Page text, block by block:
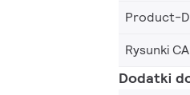
Product-
Rysunki
Dodatki